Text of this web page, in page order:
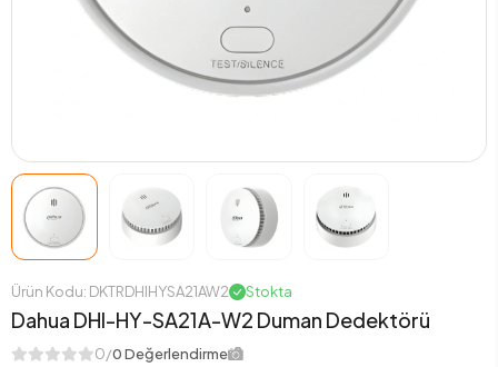
Ürün Kodu: DKTRDHIHYSA21AW2 Stokta
Dahua DHI-HY-SA21A-W2 Duman Dedektörü
0/0 Değerlendirme